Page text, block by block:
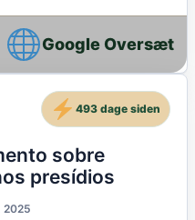
Google Oversæt
sobre
presídios
2025
493 dage siden